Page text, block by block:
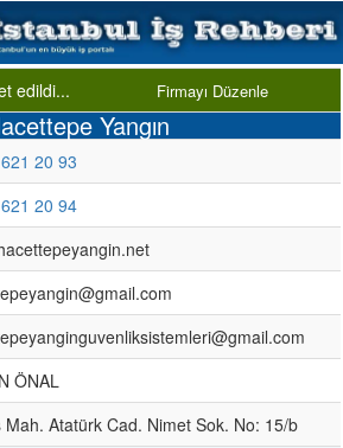
edildi... Firmayı Düzenle
Yangın
20 93
20 94
ÖNAL
Mah. Atatürk Cad. Nimet Sok. No: 15/b